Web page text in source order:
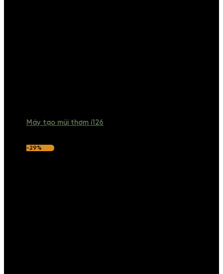
Máy tạo mùi thơm i126
-29%